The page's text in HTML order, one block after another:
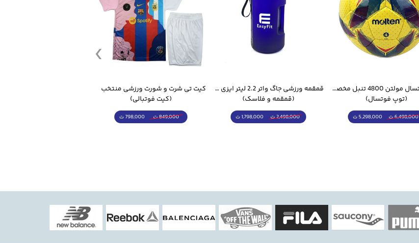
توپ فوتسال مولتن 4800 تنبل مخصوص سالن
(توپ فوتسال)
6,498,000 ت 5,298,000 ت
قمقمه ورزشی جاگ واتر 2.2 لیتر ایزی فیت
(قمقمه و فلاسک)
2,498,000 ت 1,798,000 ت
(کیت فوتبالی)
849,000 ت 798,000 ت